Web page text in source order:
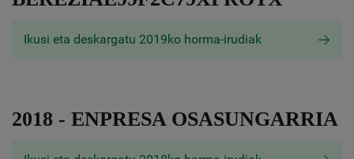
Ikusi eta deskargatu 2019ko horma-irudiak
2018 - ENPRESA OSASUNGARRIA